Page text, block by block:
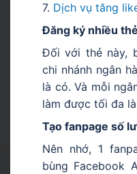
7. Dịch vụ tăng
Đăng ký nhiều
Đối với thẻ này,
chi nhánh ngân
là có. Và mỗi
làm được tối đa
Tạo fanpage số
Nên nhớ, 1
bùng Facebook